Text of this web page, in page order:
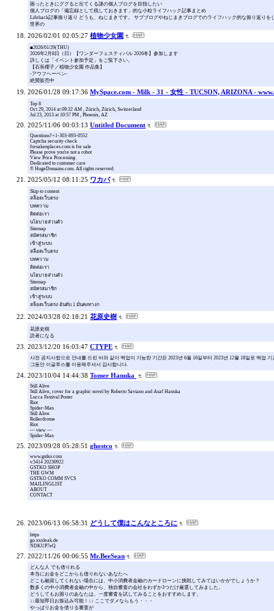
困ったときにググると出てくる謎の個人ブログを目指したい
個人ブログの「備忘録として残しておきます」的な小粒ライフハック記事まとめ
Lifehack記事振り返り どうも、ねじまきです。 サブブログやねじまきブログでのライフハック的な振り返り
世界の
2026/02/01 02:05:27 植物少女園
■2026/01/29(THU)
2026年2月8日（日）【ワンダーフェスティバル 2026冬】参加します
詳しくは「イベント参加予定」をご覧下さい。
【石長櫻子／植物少女園 作品集】
-アウフヘーベン-
絶賛販売中
2026/01/28 09:17:36 MySpace.com - Milk - 31 - 女性 - TUCSON, ARIZONA -
Top 8
Oct 29, 2014 at 09:32 AM , Zürich, Zürich, Switzerland
Jul 23, 2013 at 10:57 PM , Phoenix, AZ
2025/11/06 00:03:13 Untitled Document
Questions?+1-303-893-0552
Captcha security check
forsakenplaces.com is for sale
Please prove you're not a robot
View Price Processing
Dedicated to customer care
© HugeDomains.com. All rights reserved.
2025/05/12 08:11:25 ワカバ
Skip to content
สล็อตเว็บตรง
บทความ
ติดต่อเรา
นโยบายส่วนตัว
Sitemap
สมัครสมาชิก
เข้าสู่ระบบ
สล็อตเว็บตรง
บทความ
ติดต่อเรา
นโยบายส่วนตัว
Sitemap
สมัครสมาชิก
เข้าสู่ระบบ
สล็อตเว็บตรง อันดับ 1 มั่นคงทางก
2024/03/28 02:18:21 花原史樹
花原史樹
読者になる
2023/12/20 16:03:47 CTYPE
사전 공지사항으로 안내를 드린 바와 같이 백업이 가능한 기간은 2023년 6월 16일부터 2023년 12월 18일로 백업
그동안 이글루스를 이용해주셔서 감사합니다.
2023/10/04 14:44:38 Tomer Hanuka
Still Alive
Still Alive, cover for a graphic novel by Roberto Saviano and Asaf Hanuka
Lucca Festival Poster
Riot
Spider-Man
Still Alive
Rollerdrome
Riot
— view —
Spider-Man
2023/09/28 05:28:51 ghostco
www.gstko.com
v.5414 20230922
GSTKO SHOP
THE GWM
GSTKO COMM SVCS
MAILINGLIST
ABOUT
CONTACT
2023/06/13 06:58:31 どうして僕はこんなところに
https
go.xxxleak.de
NDKUP7eQ
2022/11/26 00:06:55 Mr.BeeSean
どんな人 でも借りれる
本当にお金をどこからも借りれないあなたへ
どこも融資してくれない場合には、中小消費者金融のカードローンに挑戦してみてはいかがでしょうか？
数多くの中小消費者金融の中から、独自審査の会社をわずか3つだけ厳選してみました。
どうしてもお困りのあなたは、一度審査を試してみることをおすすめします。
↓↓最短即日お振込み可能！↓↓ ここでダメならもう・・・
やっぱりお金を借りる審査が